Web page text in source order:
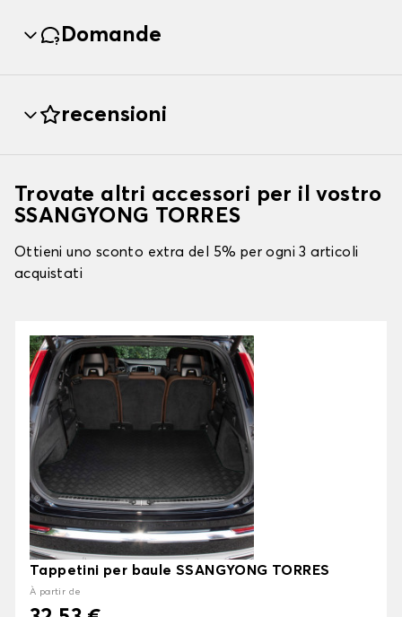
Domande
recensioni
Trovate altri accessori per il vostro
SSANGYONG TORRES
Ottieni uno sconto extra del 5% per ogni 3 articoli
acquistati
Tappetini per baule SSANGYONG TORRES
À partir de